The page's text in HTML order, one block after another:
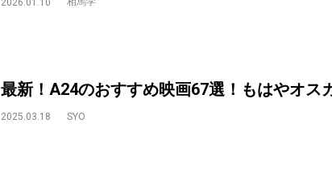
最新！A24のおすすめ映画67選！もはやオス
2025.03.18 SYO